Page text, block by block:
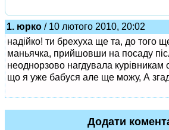
1. юрко / 10 лютого 2010, 20:02
надійко! ти брехуха ще та, до того
маньячка, прийшовши на посаду
неоднорзово нагдувала курівникам
що я уже бабуся але ще можу, А
Додати